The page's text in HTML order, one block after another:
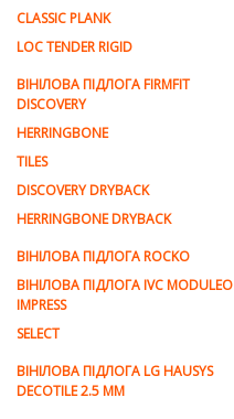
CLASSIC PLANK
LOC TENDER RIGID
ВІНІЛОВА ПІДЛОГА FIRMFIT
DISCOVERY
HERRINGBONE
TILES
DISCOVERY DRYBACK
HERRINGBONE DRYBACK
ВІНІЛОВА ПІДЛОГА ROCKO
ВІНІЛОВА ПІДЛОГА IVC MODULEO
IMPRESS
SELECT
ВІНІЛОВА ПІДЛОГА LG HAUSYS
DECOTILE 2.5 MM